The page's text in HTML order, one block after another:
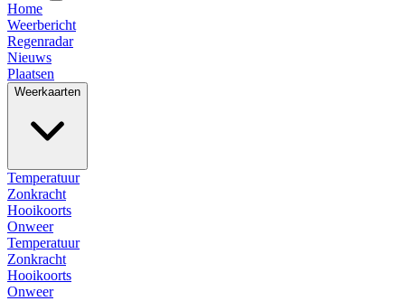
Home
Weerbericht
Regenradar
Nieuws
Plaatsen
Weerkaarten
Temperatuur
Zonkracht
Hooikoorts
Onweer
Temperatuur
Zonkracht
Hooikoorts
Onweer